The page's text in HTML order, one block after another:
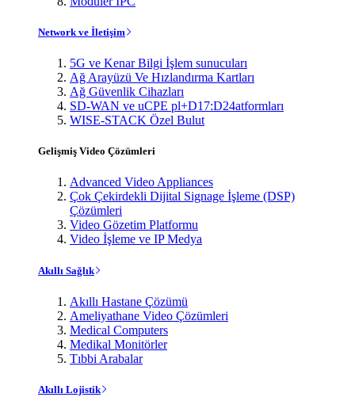
Network ve İletişim
5G ve Kenar Bilgi İşlem sunucuları
Ağ Arayüzü Ve Hızlandırma Kartları
Ağ Güvenlik Cihazları
SD-WAN ve uCPE pl+D17:D24atformları
WISE-STACK Özel Bulut
Gelişmiş Video Çözümleri
Advanced Video Appliances
Çok Çekirdekli Dijital Signage İşleme (DSP)
Çözümleri
Video Gözetim Platformu
Video İşleme ve IP Medya
Akıllı Sağlık
Akıllı Hastane Çözümü
Ameliyathane Video Çözümleri
Medical Computers
Medikal Monitörler
Tıbbi Arabalar
Akıllı Lojistik